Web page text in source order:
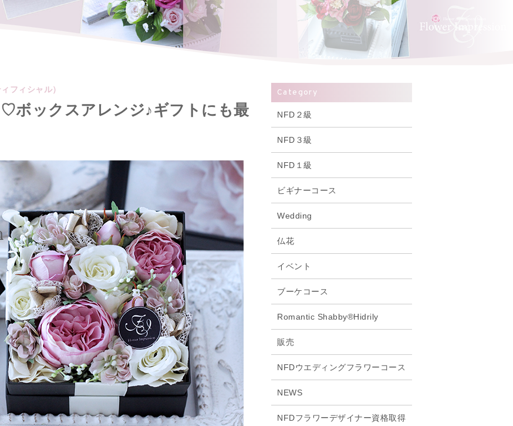
フィシャル）
ボックスアレンジ♪ギフトにも最
Category
NFD２級
NFD３級
NFD１級
ビギナーコース
Wedding
仏花
イベント
ブーケコース
Romantic Shabby®Hidrily
販売
NFDウエディングフラワーコース
NEWS
NFDフラワーデザイナー資格取得